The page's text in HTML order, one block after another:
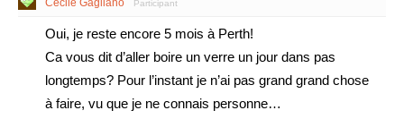
Cecile Gagliano Participant
Oui, je reste encore 5 mois à Perth!
Ca vous dit d’aller boire un verre un jour dans pas
longtemps? Pour l’instant je n’ai pas grand grand chose
à faire, vu que je ne connais personne…